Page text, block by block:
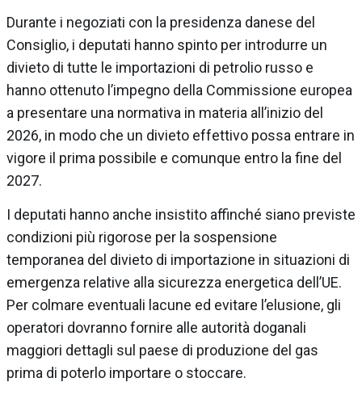
Durante i negoziati con la presidenza danese del
Consiglio, i deputati hanno spinto per introdurre un
divieto di tutte le importazioni di petrolio russo e
hanno ottenuto l’impegno della Commissione europea
a presentare una normativa in materia all’inizio del
2026, in modo che un divieto effettivo possa entrare in
vigore il prima possibile e comunque entro la fine del
2027.
I deputati hanno anche insistito affinché siano previste
condizioni più rigorose per la sospensione
temporanea del divieto di importazione in situazioni di
emergenza relative alla sicurezza energetica dell’UE.
Per colmare eventuali lacune ed evitare l’elusione, gli
operatori dovranno fornire alle autorità doganali
maggiori dettagli sul paese di produzione del gas
prima di poterlo importare o stoccare.